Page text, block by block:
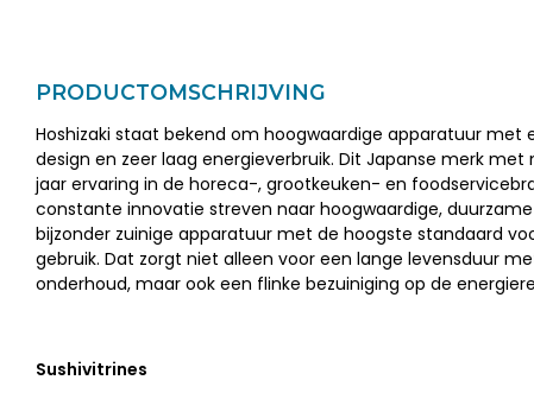
PRODUCTOMSCHRIJVING
Hoshizaki staat bekend om hoogwaardige apparatuur met
design en zeer laag energieverbruik. Dit Japanse merk met
jaar ervaring in de horeca-, grootkeuken- en
constante innovatie streven naar hoogwaardige,
bijzonder zuinige apparatuur met de hoogste standaard
gebruik. Dat zorgt niet alleen voor een lange levensduur
onderhoud, maar ook een flinke bezuiniging op de
Sushivitrines